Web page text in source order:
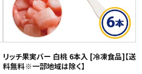
リッチ果実バー 白桃 6本入 [冷凍食品]【送
料無料※一部地域は除く】